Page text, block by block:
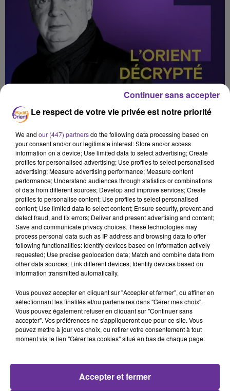
Syrie Terrorisme L'Orient décrypté
29 janvier 2026 - 22 min 39 sec
AHMAD AL-CHAREH VEUT “REPRENDRE LA
SYRIE” : FIN DE L’ENTITÉ KURDE, RETOUR DE
DAESH ?
Nadia Bencheikh
Dans le nord et l’est de la Syrie, Damas, sous Ahmad al-
Chareh, accélère la reprise en main du territoire.
Face à cette poussée, les FDS reculent et négocient,
parfois à une vitesse surprenante.
volatile » et un accès difficile.
Les États-Unis transfèrent des détenus vers l’Irak pour
Le respect de votre vie privée est notre priorité
We and our (447) partnersdo the following data processing based on
your consent and/or our legitimate interest: Store and/or access
information on a device; Use limited data to select advertising; Create
profiles for personalised advertising; Use profiles to select personalised
advertising; Measure advertising performance; Measure content
performance; Understand audiences through statistics or combinations
of data from different sources; Develop and improve services; Create
profiles to personalise content; Use profiles to select personalised
content; Use limited data to select content; Ensure security, prevent and
detect fraud, and fix errors; Deliver and present advertising and content;
Save and communicate privacy choices. These technologies may
process personal data such as IP address and browsing data to offer
following functionalities: Identify devices based on information actively
requested; Use precise geolocation data; Match and combine data from
other data sources; Link different devices; Identify devices based on
information transmitted automatically.
Vous pouvez accepter en cliquant sur "Accepter et fermer", ou affiner en
sélectionnant les finalités et/ou partenaires dans "Gérer mes choix".
Vous pouvez également refuser en cliquant sur "Continuer sans
accepter". Vos préférences ne s'appliqueront que pour ce site. Vous
pouvez mettre à jour vos choix, ou retirer votre consentement à tout
moment via le lien "Gérer les cookies" situé en bas de chaque page.
Accepter et fermer
Continuer sans accepter